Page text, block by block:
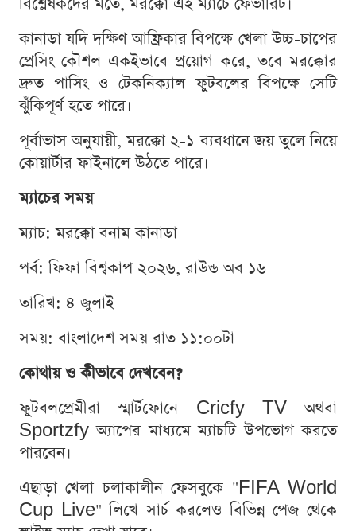
কানাডা যদি দক্ষিণ আফ্রিকার বিপক্ষে খেলা উচ্চ-চাপের
প্রেসিং কৌশল একইভাবে প্রয়োগ করে, তবে মরক্কোর
দ্রুত পাসিং ও টেকনিক্যাল ফুটবলের বিপক্ষে সেটি
ঝুঁকিপূর্ণ হতে পারে।
পূর্বাভাস অনুযায়ী, মরক্কো ২-১ ব্যবধানে জয় তুলে নিয়ে
কোয়ার্টার ফাইনালে উঠতে পারে।
ম্যাচের সময়
ম্যাচ: মরক্কো বনাম কানাডা
পর্ব: ফিফা বিশ্বকাপ ২০২৬, রাউন্ড অব ১৬
তারিখ: ৪ জুলাই
সময়: বাংলাদেশ সময় রাত ১১:০০টা
কোথায় ও কীভাবে দেখবেন?
ফুটবলপ্রেমীরা স্মার্টফোনে Cricfy TV অথবা
Sportzfy অ্যাপের মাধ্যমে ম্যাচটি উপভোগ করতে
পারবেন।
এছাড়া খেলা চলাকালীন ফেসবুকে "FIFA World
Cup Live" লিখে সার্চ করলেও বিভিন্ন পেজ থেকে